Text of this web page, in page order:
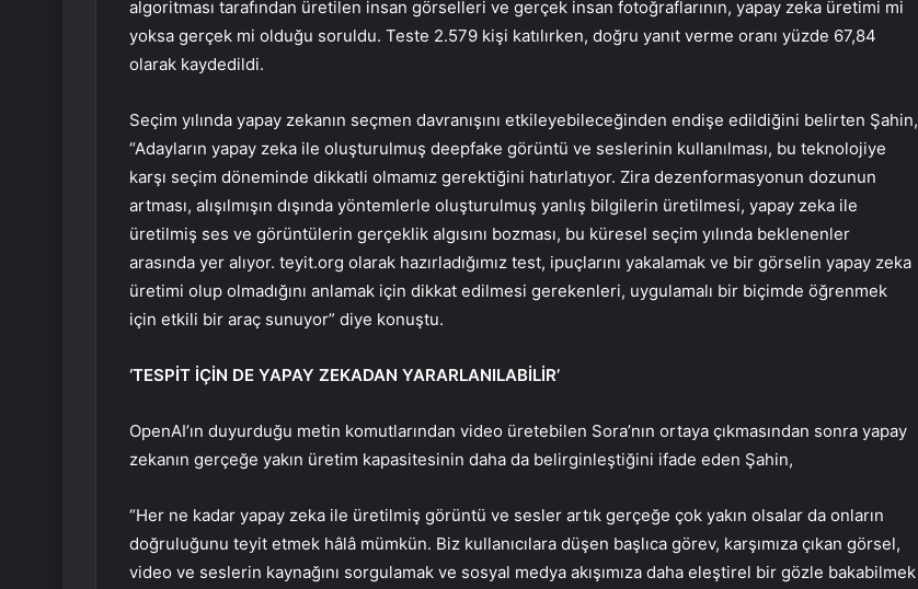
algoritması tarafından üretilen insan görselleri ve gerçek insan fotoğraflarının, yapay zeka üretimi mi
yoksa gerçek mi olduğu soruldu. Teste 2.579 kişi katılırken, doğru yanıt verme oranı yüzde 67,84
olarak kaydedildi.
Seçim yılında yapay zekanın seçmen davranışını etkileyebileceğinden endişe edildiğini belirten Şahin,
“Adayların yapay zeka ile oluşturulmuş deepfake görüntü ve seslerinin kullanılması, bu teknolojiye
karşı seçim döneminde dikkatli olmamız gerektiğini hatırlatıyor. Zira dezenformasyonun dozunun
artması, alışılmışın dışında yöntemlerle oluşturulmuş yanlış bilgilerin üretilmesi, yapay zeka ile
üretilmiş ses ve görüntülerin gerçeklik algısını bozması, bu küresel seçim yılında beklenenler
arasında yer alıyor. teyit.org olarak hazırladığımız test, ipuçlarını yakalamak ve bir görselin yapay zeka
üretimi olup olmadığını anlamak için dikkat edilmesi gerekenleri, uygulamalı bir biçimde öğrenmek
için etkili bir araç sunuyor” diye konuştu.
‘TESPİT İÇİN DE YAPAY ZEKADAN YARARLANILABİLİR’
OpenAI’ın duyurduğu metin komutlarından video üretebilen Sora’nın ortaya çıkmasından sonra yapay
zekanın gerçeğe yakın üretim kapasitesinin daha da belirginleştiğini ifade eden Şahin,
“Her ne kadar yapay zeka ile üretilmiş görüntü ve sesler artık gerçeğe çok yakın olsalar da onların
doğruluğunu teyit etmek hâlâ mümkün. Biz kullanıcılara düşen başlıca görev, karşımıza çıkan görsel,
video ve seslerin kaynağını sorgulamak ve sosyal medya akışımıza daha eleştirel bir gözle bakabilmek